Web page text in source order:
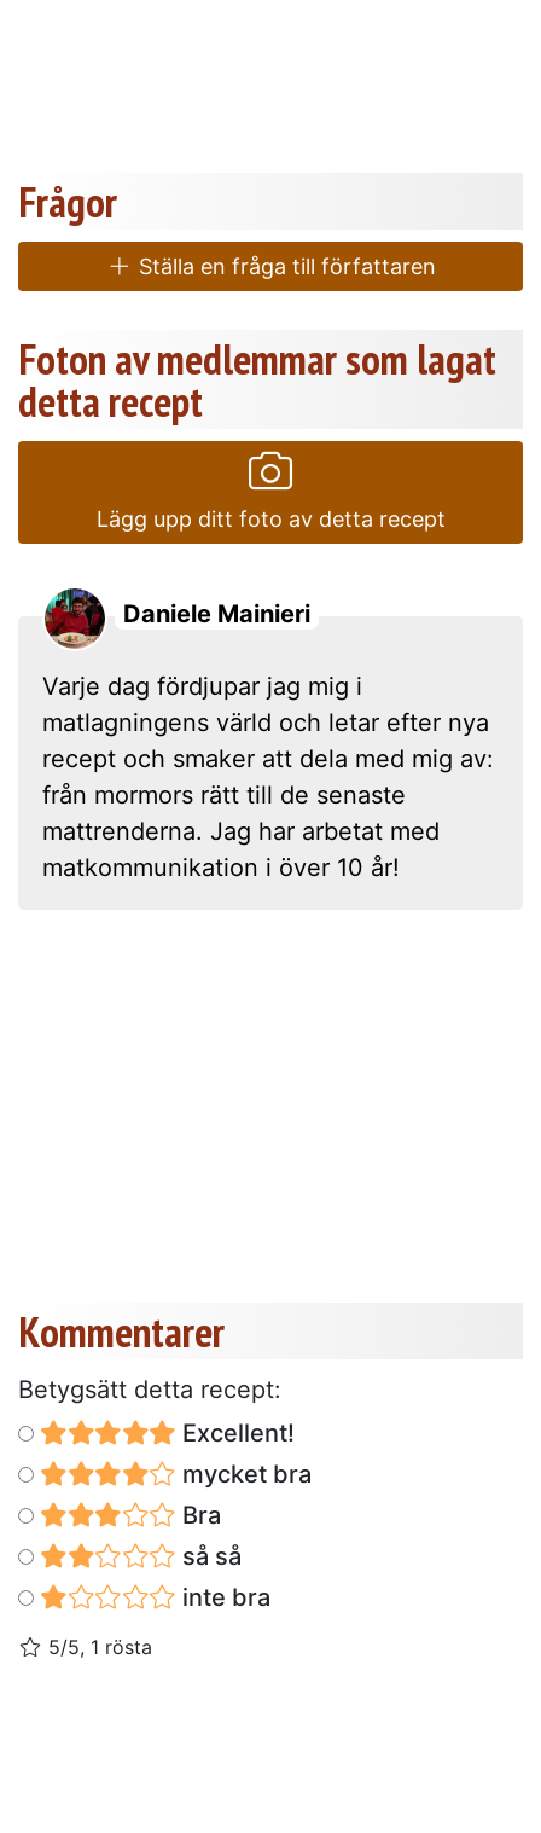
Frågor
Ställa en fråga till författaren
Foton av medlemmar som lagat
detta recept
Lägg upp ditt foto av detta recept
Daniele Mainieri
Varje dag fördjupar jag mig i
matlagningens värld och letar efter nya
recept och smaker att dela med mig av:
från mormors rätt till de senaste
mattrenderna. Jag har arbetat med
matkommunikation i över 10 år!
Kommentarer
Betygsätt detta recept:
Excellent!
mycket bra
Bra
så så
inte bra
5/5, 1 rösta